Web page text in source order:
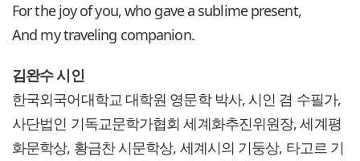
For the joy of you, who gave a sublime present,
And my traveling companion.
김완수 시인
한국외국어대학교 대학원 영문학 박사, 시인 겸 수필가,
사단법인 기독교문학가협회 세계화추진위원장, 세계평
화문학상, 황금찬 시문학상, 세계시의 기둥상, 타고르 기